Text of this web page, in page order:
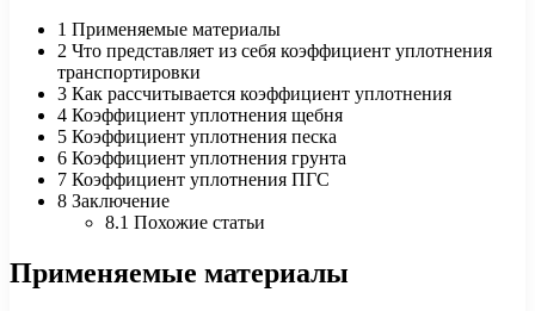
1 Применяемые материалы
2 Что представляет из себя коэффициент уплотнения
транспортировки
3 Как рассчитывается коэффициент уплотнения
4 Коэффициент уплотнения щебня
5 Коэффициент уплотнения песка
6 Коэффициент уплотнения грунта
7 Коэффициент уплотнения ПГС
8 Заключение
8.1 Похожие статьи
Применяемые материалы